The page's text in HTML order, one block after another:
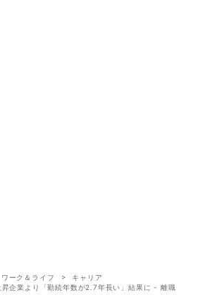
ワーク＆ライフ
キャリア
企業より「勤続年数が2.7年長い」結果に - 離職